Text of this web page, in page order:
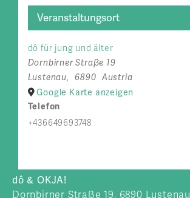
Veranstaltungsort
dô für jung und älter
Dornbirner Straße 19
Lustenau, 6890 Austria
Google Karte anzeigen
Telefon
+436649693748
dô & OKJA!
Dornbirner Straße 19, 6890 Lustenau